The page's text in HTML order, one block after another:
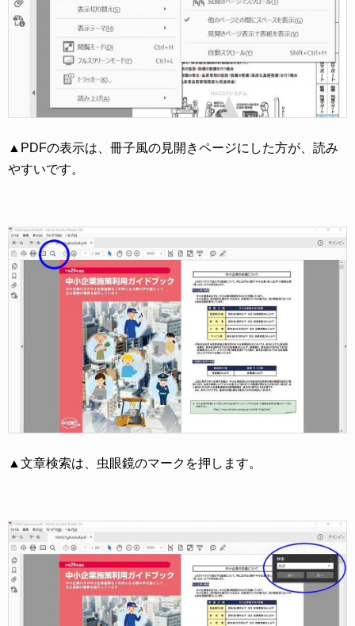
▲PDFの表示は、冊子風の見開きページにした方が、読み
やすいです。
▲文章検索は、虫眼鏡のマークを押します。